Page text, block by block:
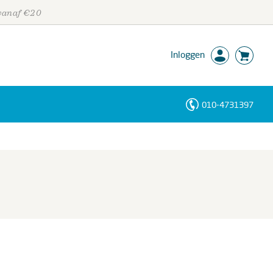
€20
Inloggen
010-4731397
Personen